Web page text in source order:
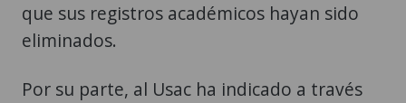
que sus registros académicos hayan sido
eliminados.
Por su parte, al Usac ha indicado a través